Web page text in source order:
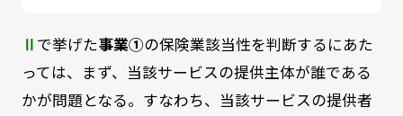
Ⅱ で挙げた事業①の保険業該当性を判断するにあた
っては、まず、当該サービスの提供主体が誰である
かが問題となる。すなわち、当該サービスの提供者